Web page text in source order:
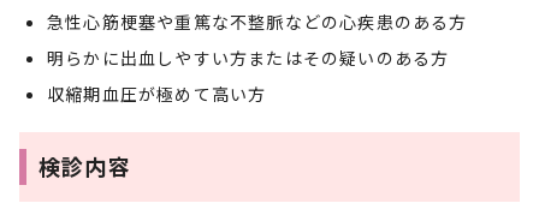
急性心筋梗塞や重篤な不整脈などの心疾患のある方
明らかに出血しやすい方またはその疑いのある方
収縮期血圧が極めて高い方
検診内容